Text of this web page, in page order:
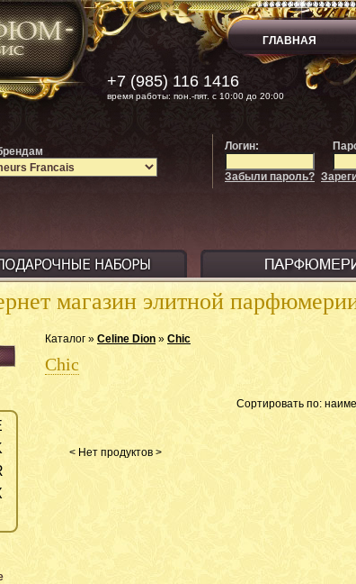
магазин элитной
Каталог » Celine Dion » Chic
Chic
Сортировать по:
< Нет продуктов >
ГЛАВНАЯ
+7 (985) 116 1416
время работы: пон.-пят. с 10:00 до 20:00
Логин:
Забыли пароль?